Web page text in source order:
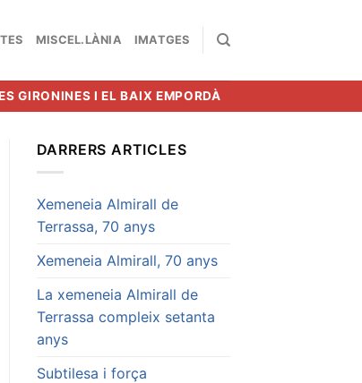
MISCEL.LÀNIA IMATGES
GIRONINES I EL BAIX EMPORDÀ
DARRERS ARTICLES
Xemeneia Almirall de
Terrassa, 70 anys
Xemeneia Almirall, 70 anys
La xemeneia Almirall de
Terrassa compleix setanta
anys
Subtilesa i força